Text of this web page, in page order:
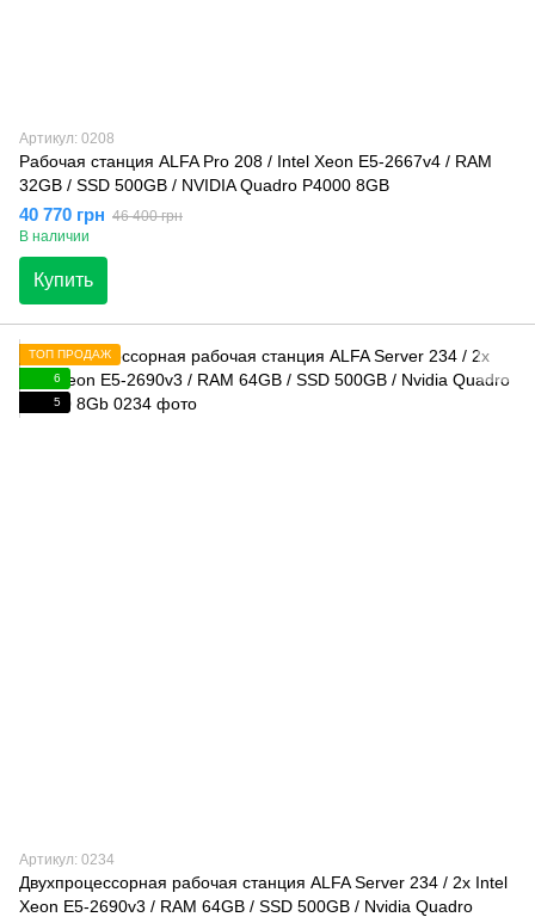
Артикул: 0208
Рабочая станция ALFA Pro 208 / Intel Xeon E5-2667v4 / RAM
32GB / SSD 500GB / NVIDIA Quadro P4000 8GB
40 770 грн 46 400 грн
В наличии
Купить
ТОП ПРОДАЖ
6
5
Артикул: 0234
Двухпроцессорная рабочая станция ALFA Server 234 / 2x Intel
Xeon E5-2690v3 / RAM 64GB / SSD 500GB / Nvidia Quadro